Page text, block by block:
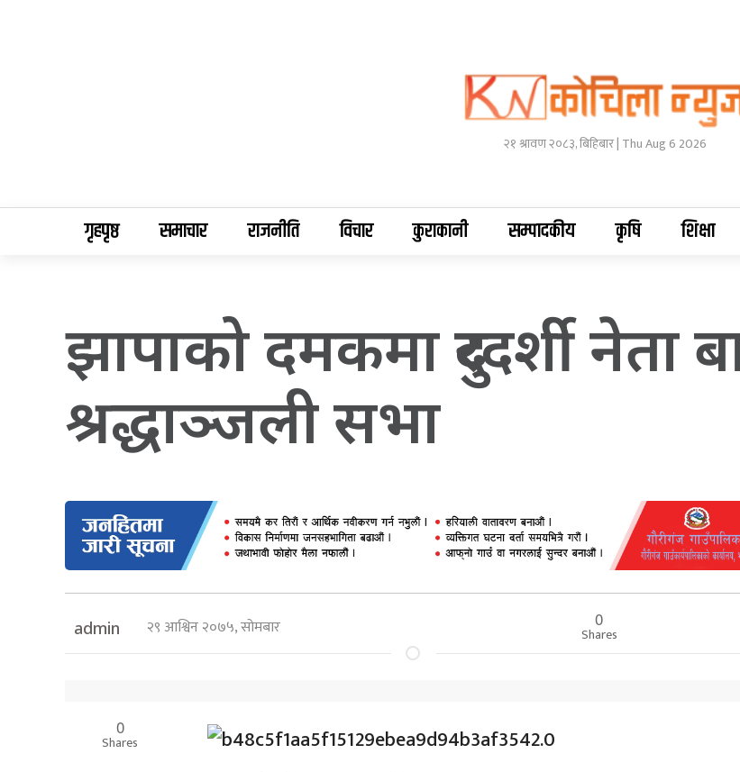
२१ श्रावण २०८३, बिहिबार | Thu Aug 6 2026
गृहपृष्ठ समाचार राजनीति विचार कुराकानी सम्पादकीय कृषि शिक्षा
झापाको दमकमा दुरदर्शी नेता
श्रद्धाञ्जली सभा
admin २९ आश्विन २०७५, सोमबार 0
Shares
0
Shares